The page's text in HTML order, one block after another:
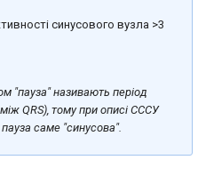
синусового вузла >3
"пауза" називають період
QRS), тому при описі СССУ
саме "синусова".